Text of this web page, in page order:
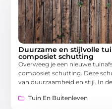
Duurzame en stijlvolle
composiet schutting
Overweeg je een nieuwe
composiet schutting. Deze
van duurzaamheid en stijl. In
Tuin En Buitenleven